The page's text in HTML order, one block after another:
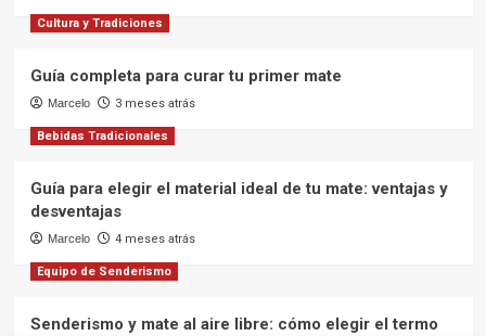
Cultura y Tradiciones
Guía completa para curar tu primer mate
Marcelo 3 meses atrás
Bebidas Tradicionales
Guía para elegir el material ideal de tu mate: ventajas y
desventajas
Marcelo 4 meses atrás
Equipo de Senderismo
Senderismo y mate al aire libre: cómo elegir el termo